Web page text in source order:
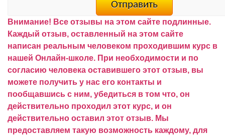
Внимание! Все отзывы на этом сайте подлинные.
Каждый отзыв, оставленный на этом сайте
написан реальным человеком проходившим курс в
нашей Онлайн-школе. При необходимости и по
согласию человека оставившего этот отзыв, вы
можете получить у нас его контакты и
пообщавшись с ним, убедиться в том что, он
действительно проходил этот курс, и он
действительно оставил этот отзыв. Мы
предоставляем такую возможность каждому, для